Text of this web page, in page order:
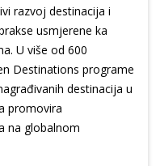
razvoj destinacija i
usmjerene ka
U više od 600
Destinations programe
destinacija u
promovira
na globalnom